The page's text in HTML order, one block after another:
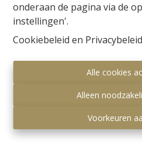
onderaan de pagina via de
instellingen'.
Cookiebeleid en
Alle cookies
Alleen
Voorkeuren
Millennium Vastgoed